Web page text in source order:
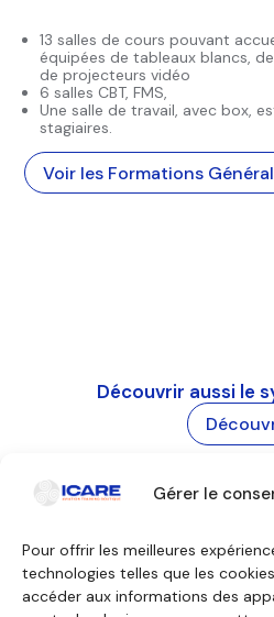
Gérer le
Pour offrir les meilleures
technologies telles que les
accéder aux informations des
13 salles de cours pouvant
équipées de tableaux blancs,
de projecteurs vidéo
6 salles CBT, FMS,
Une salle de travail, avec box,
stagiaires.
Voir les Formations
Découvrir aussi le